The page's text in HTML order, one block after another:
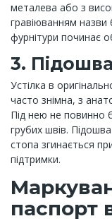
металева або з
гравіюванням
фурнітури починає
3.
Устілка в
часто знімна, з
Під нею не повинно
грубих швів.
стопа згинається
підтримки.
паспорт